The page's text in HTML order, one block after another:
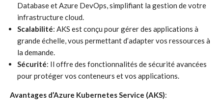
Database et Azure DevOps, simplifiant la gestion de votre
infrastructure cloud.
Scalabilité: AKS est conçu pour gérer des applications à
grande échelle, vous permettant d’adapter vos ressources à
la demande.
Sécurité: Il offre des fonctionnalités de sécurité avancées
pour protéger vos conteneurs et vos applications.
Avantages d’Azure Kubernetes Service (AKS):